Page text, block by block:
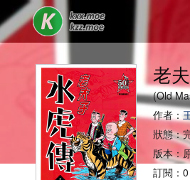
老
(Old
作者：
狀態
版本
訂閱